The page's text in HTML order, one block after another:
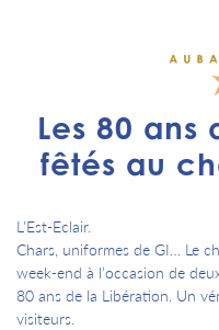
Les 80 ans
fêtés au
L'Est-Eclair.
Chars, uniformes de GI… Le
week-end à l’occasion de
80 ans de la Libération. Un
visiteurs.